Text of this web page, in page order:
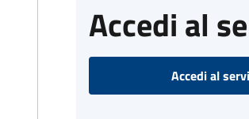
Accedi al
Accedi al